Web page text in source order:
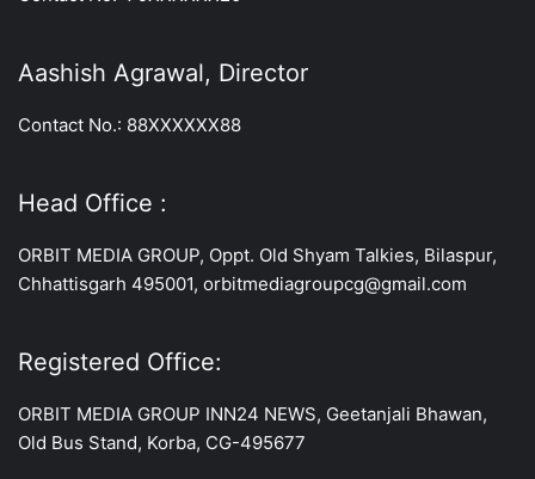
Aashish Agrawal, Director
Contact No.: 88XXXXXX88
Head Office :
ORBIT MEDIA GROUP, Oppt. Old Shyam Talkies, Bilaspur,
Chhattisgarh 495001, orbitmediagroupcg@gmail.com
Registered Office:
ORBIT MEDIA GROUP INN24 NEWS, Geetanjali Bhawan,
Old Bus Stand, Korba, CG-495677